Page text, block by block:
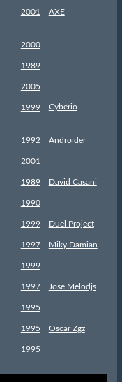
2001 AXE
2000
1989
2005
1999 Cyberio
1992 Androider
2001
1989 David Casani
1990
1999 Duel Project
1997 Miky Damian
1999
1997 Jose Melodjs
1995
1995 Oscar Zgz
1995